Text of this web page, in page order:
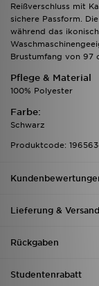
Reißverschluss mit
sichere Passform.
während das
Brustumfang von 97
Pflege & Material
100% Polyester
Farbe:
Schwarz
Produktcode:
Lieferung &
Rückgaben
Studentenrabatt